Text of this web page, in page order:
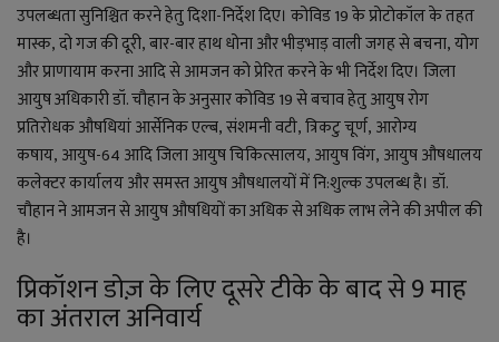
उपलब्धता सुनिश्चित करने हेतु दिशा-निर्देश दिए। कोविड19के प्रोटोकॉल के तहत
मास्क,दो गज की दूरी,बार-बार हाथ धोना और भीड़भाड़ वाली जगह से बचना,योग
और प्राणायाम करना आदि से आमजन को प्रेरित करने के भी निर्देश दिए। जिला
आयुष अधिकारी डॉ. चौहान के अनुसार कोविड19से बचाव हेतु आयुष रोग
प्रतिरोधक औषधियां आर्सेनिक एल्ब,संशमनी वटी,त्रिकटु चूर्ण, आरोग्य
कषाय, आयुष-64 आदि जिला आयुष चिकित्सालय, आयुष विंग, आयुष औषधालय
कलेक्टर कार्यालय और समस्त आयुष औषधालयों में नि:शुल्क उपलब्ध है। डॉ.
चौहान ने आमजन से आयुष औषधियों का अधिक से अधिक लाभ लेने की अपील की
है।
प्रिकॉशन डोज़ के लिए दूसरे टीके के बाद से 9 माह
का अंतराल अनिवार्य